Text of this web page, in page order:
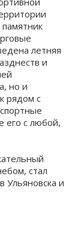
летняя
и
но и
рядом с
его с любой,
стал
Ульяновска и